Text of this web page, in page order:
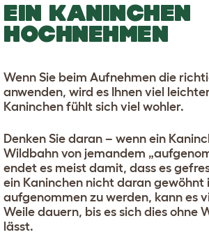
EIN KANINCHEN
HOCHNEHMEN
Wenn Sie beim Aufnehmen die
anwenden, wird es Ihnen viel
Kaninchen fühlt sich viel wohler.
Denken Sie daran – wenn ein
Wildbahn von jemandem
endet es meist damit, dass es
ein Kaninchen nicht daran gewöhnt
aufgenommen zu werden, kann es
Weile dauern, bis es sich dies ohne
lässt.